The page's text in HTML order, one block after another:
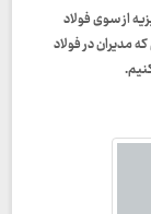
در مراسم اهدای ۱۰۰ سری جهیزیه از سوی فولاد
مدیران در فولاد